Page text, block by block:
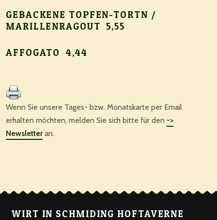
GEBACKENE TOPFEN-TORTN /
MARILLENRAGOUT 5,55
AFFOGATO 4,44
Wenn Sie unsere Tages- bzw. Monatskarte per Email
erhalten möchten, melden Sie sich bitte für den ->
Newsletteran.
WIRT IN SCHMIDING HOFTAVERNE